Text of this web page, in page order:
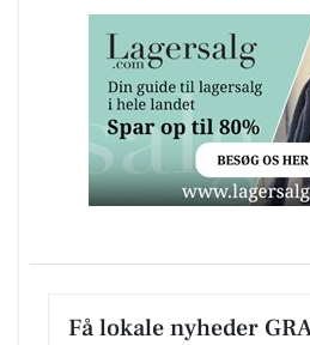
Få lokale nyheder